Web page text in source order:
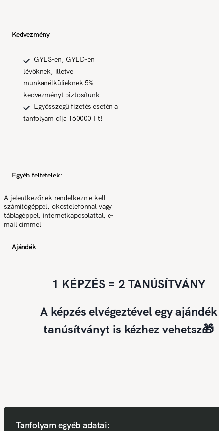
Kedvezmény
GYES-en, GYED-en
lévőknek, illetve
munkanélkülieknek 5%
kedvezményt biztosítunk
Egyösszegű fizetés esetén a
tanfolyam díja 160000 Ft!
Egyéb feltételek:
A jelentkezőnek rendelkeznie kell
számítógéppel, okostelefonnal vagy
táblagéppel, internetkapcsolattal, e-
mail címmel
Ajándék
1 KÉPZÉS = 2 TANÚSÍTVÁNY
A képzés elvégeztével egy ajándék
tanúsítványt is kézhez vehetsz🎁
Tanfolyam egyéb adatai: